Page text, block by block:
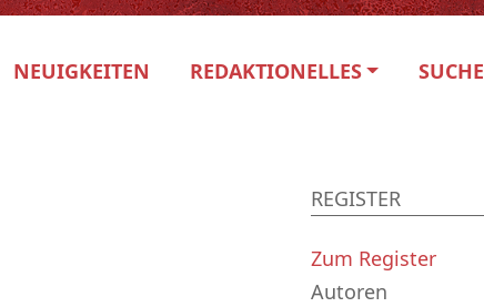
NEUIGKEITEN REDAKTIONELLES SUCHE
REGISTER
Zum Register
Autoren